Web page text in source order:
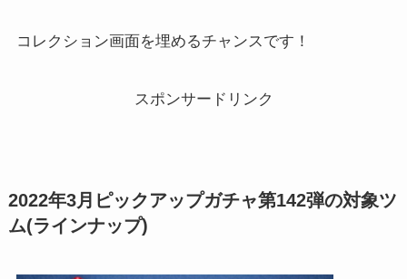
コレクション画面を埋めるチャンスです！
スポンサードリンク
2022年3月ピックアップガチャ第142弾の対象ツ
ム(ラインナップ)